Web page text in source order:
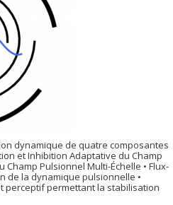
dynamique de quatre composantes
et Inhibition Adaptative du Champ
Champ Pulsionnel Multi-Échelle • Flux-
de la dynamique pulsionnelle •
perceptif permettant la stabilisation